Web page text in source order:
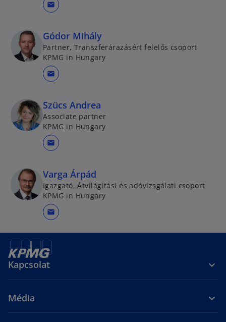
mail
Gódor Mihály
Partner, Transzferárazásért felelős csoport
KPMG in Hungary
mail
Szücs Andrea
Associate partner
KPMG in Hungary
mail
Varga Árpád
Igazgató, Átvilágítási és adóvizsgálati csoport
KPMG in Hungary
mail
Kapcsolat
Média